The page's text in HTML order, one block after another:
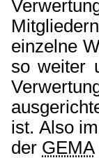
einzelne
so weiter
ist. Also
der GEMA